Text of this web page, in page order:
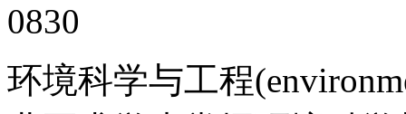
0830
环境科学与工程